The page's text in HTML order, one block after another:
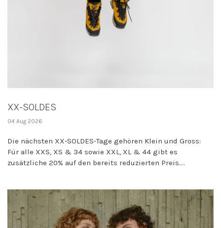
XX-SOLDES
04 Aug 2026
Die nächsten XX-SOLDES-Tage gehören Klein und Gross:
Für alle XXS, XS & 34 sowie XXL, XL & 44 gibt es
zusätzliche 20% auf den bereits reduzierten Preis....